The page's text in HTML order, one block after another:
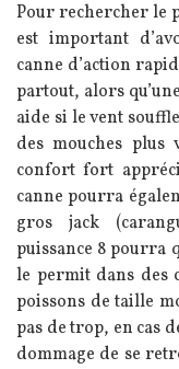
Pour rechercher le
est important
canne d’action
partout, alors
aide si le vent
des mouches plus
confort fort
canne pourra
gros jack
puissance 8 pourra
le permit dans des
poissons de taille
pas de trop, en cas
dommage de se